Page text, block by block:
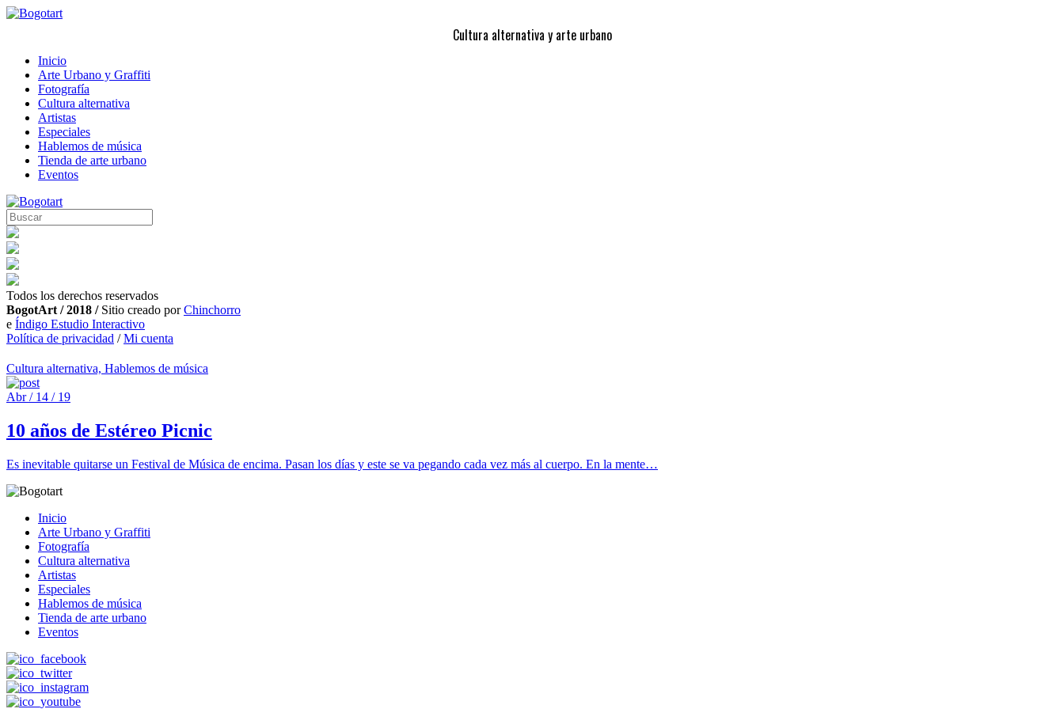
Cultura alternativa y arte urbano
Inicio
Arte Urbano y Graffiti
Fotografía
Cultura alternativa
Artistas
Especiales
Hablemos de música
Tienda de arte urbano
Eventos
Todos los derechos reservados
BogotArt / 2018 /Sitio creado porChinchorro
e Índigo Estudio Interactivo
Política de privacidad /Mi cuenta
Cultura alternativa, Hablemos de música
Abr / 14 / 19
10 años de Estéreo Picnic
Es inevitable quitarse un Festival de Música de encima. Pasan los días y este se va pegando cada vez más al cuerpo. En la mente…
Inicio
Arte Urbano y Graffiti
Fotografía
Cultura alternativa
Artistas
Especiales
Hablemos de música
Tienda de arte urbano
Eventos